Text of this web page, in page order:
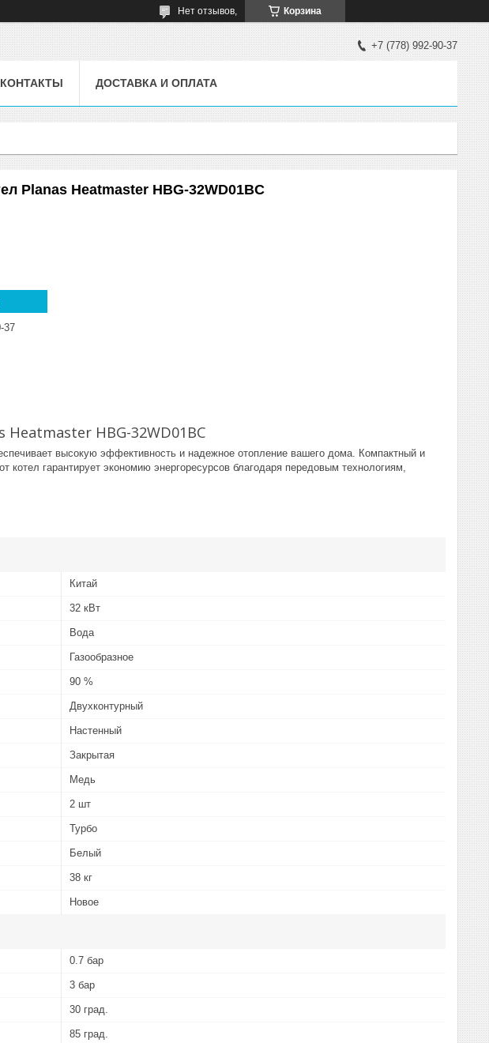
Корзина
Нет отзывов,
+7 (778) 992-90-37
КОНТАКТЫ ДОСТАВКА И ОПЛАТА
Planas Heatmaster HBG-32WD01BC
37
Heatmaster HBG-32WD01BC
высокую эффективность и надежное отопление вашего дома. Компактный и
гарантирует экономию энергоресурсов благодаря передовым технологиям,
Китай
32 кВт
Вода
Газообразное
90 %
Двухконтурный
Настенный
Закрытая
Медь
2 шт
Турбо
Белый
38 кг
Новое
0.7 бар
3 бар
30 град.
85 град.